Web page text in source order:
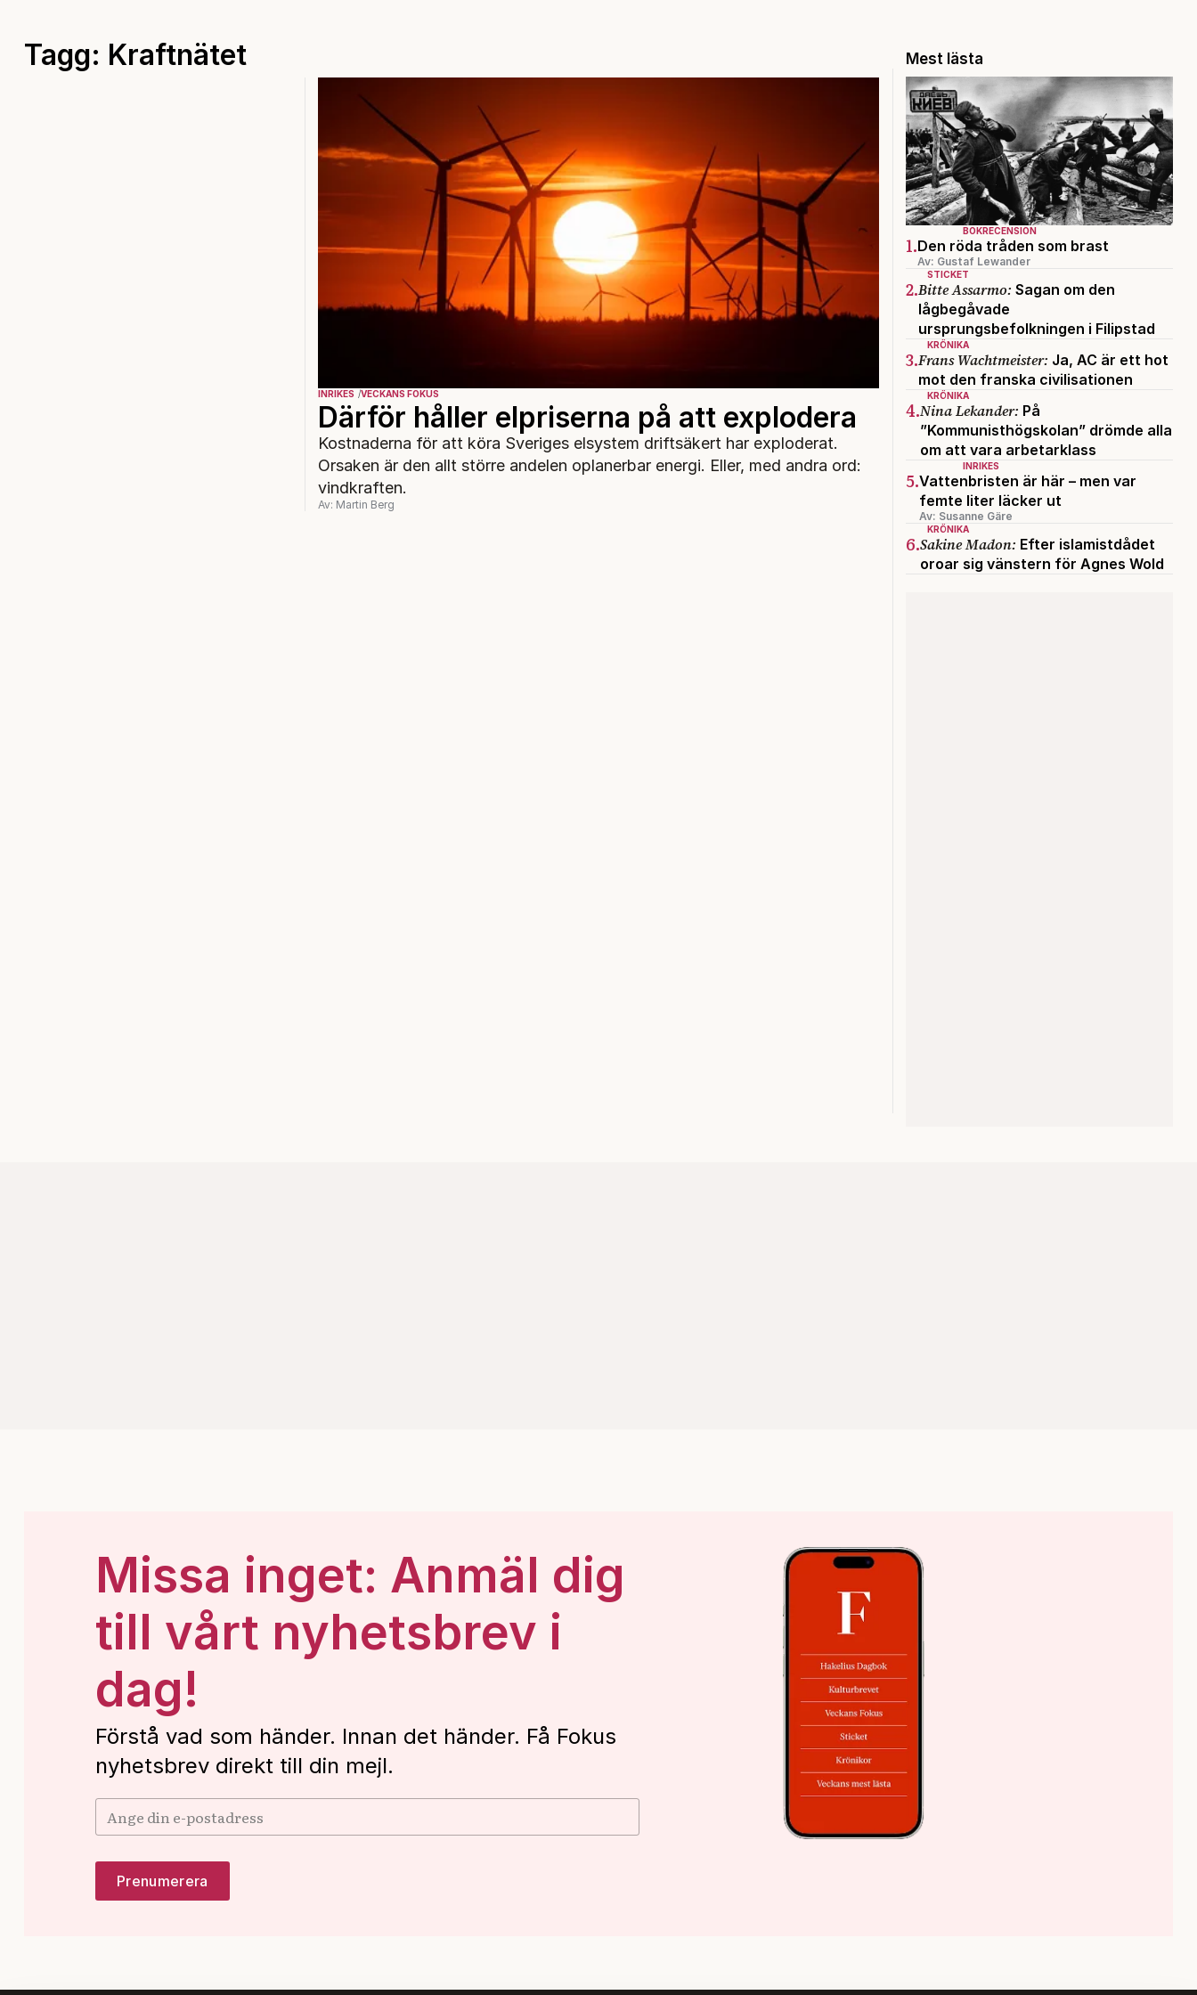
Tagg: Kraftnätet
INRIKES VECKANS FOKUS
Därför håller elpriserna på att explodera
Kostnaderna för att köra Sveriges elsystem driftsäkert har exploderat.
Orsaken är den allt större andelen oplanerbar energi. Eller, med andra ord:
vindkraften.
Av: Martin Berg
Mest lästa
BOKRECENSION
1.Den röda tråden som brast
Av: Gustaf Lewander
STICKET
2.Bitte Assarmo: Sagan om den
lågbegåvade
ursprungsbefolkningen i Filipstad
KRÖNIKA
3.Frans Wachtmeister: Ja, AC är ett hot
mot den franska civilisationen
KRÖNIKA
4.Nina Lekander: På
”Kommunisthögskolan” drömde alla
om att vara arbetarklass
INRIKES
5.Vattenbristen är här – men var
femte liter läcker ut
Av: Susanne Gäre
KRÖNIKA
6.Sakine Madon: Efter islamistdådet
oroar sig vänstern för Agnes Wold
Missa inget: Anmäl dig
till vårt nyhetsbrev i
dag!
Förstå vad som händer. Innan det händer. Få Fokus
nyhetsbrev direkt till din mejl.